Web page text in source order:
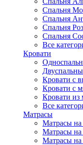
Спальня
Спальня
Спальня
Спальня
Все
Кровати
Кровати с
Кровати с
Кровати из
Все
Матрасы
Матрасы на
Матрасы на
Матрасы на